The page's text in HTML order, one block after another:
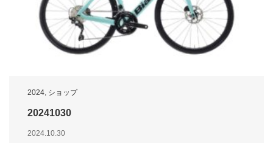
2024, ショップ
20241030
2024.10.30